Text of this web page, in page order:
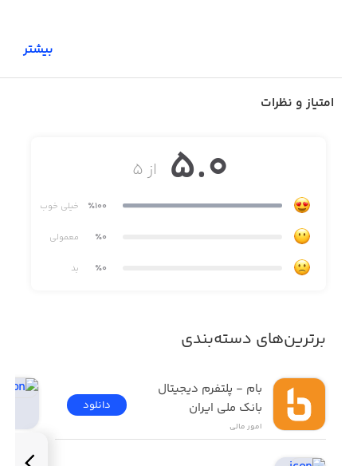
بیشتر
امتیاز و نظرات
از ۵ 5.0
٪100 خیلی خوب
٪0 معمولی
٪0 بد
برترین‌های دسته‌بندی
بانک ملی ایران
امور ‌مالی
دانلود